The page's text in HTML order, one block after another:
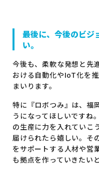
最後に、今後のビジ
い。
今後も、柔軟な発想と先
おける自動化やIoT化を
まいります。
特に『ロボつみ』は、福
うになってほしいですね
の生産に力を入れていこ
届けられたら嬉しい。そ
をサポートする人材や営
も拠点を作っていきたい